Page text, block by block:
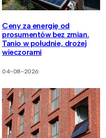
Ceny za energię od
prosumentów bez zmian.
Tanio w południe, drożej
wieczorami
04-08-2026